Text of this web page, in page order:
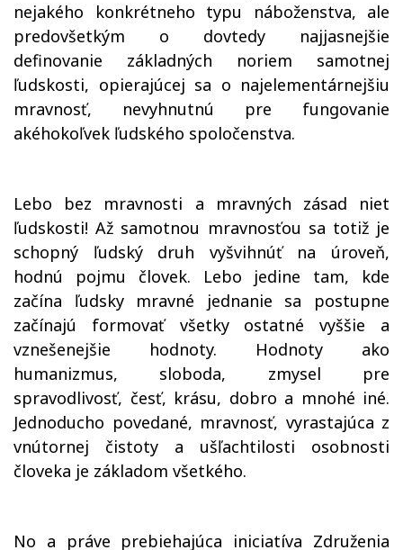
nejakého konkrétneho typu náboženstva, ale
predovšetkým o dovtedy najjasnejšie
definovanie základných noriem samotnej
ľudskosti, opierajúcej sa o najelementárnejšiu
mravnosť, nevyhnutnú pre fungovanie
akéhokoľvek ľudského spoločenstva.
Lebo bez mravnosti a mravných zásad niet
ľudskosti! Až samotnou mravnosťou sa totiž je
schopný ľudský druh vyšvihnúť na úroveň,
hodnú pojmu človek. Lebo jedine tam, kde
začína ľudsky mravné jednanie sa postupne
začínajú formovať všetky ostatné vyššie a
vznešenejšie hodnoty. Hodnoty ako
humanizmus, sloboda, zmysel pre
spravodlivosť, česť, krásu, dobro a mnohé iné.
Jednoducho povedané, mravnosť, vyrastajúca z
vnútornej čistoty a ušľachtilosti osobnosti
človeka je základom všetkého.
No a práve prebiehajúca iniciatíva Združenia